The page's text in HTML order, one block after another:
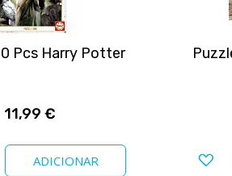
Pcs Harry Potter
11,99 €
ADICIONAR
a favoritos
Comparar